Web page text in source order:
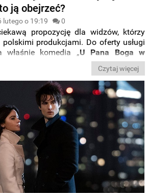
ją obejrzeć?
lutego o 19:19 0
propozycję dla widzów, którzy
produkcjami. Do oferty usługi
właśnie komedia „U Pana Boga w
którą zaledwie kilka miesięcy temu
Czytaj więcej